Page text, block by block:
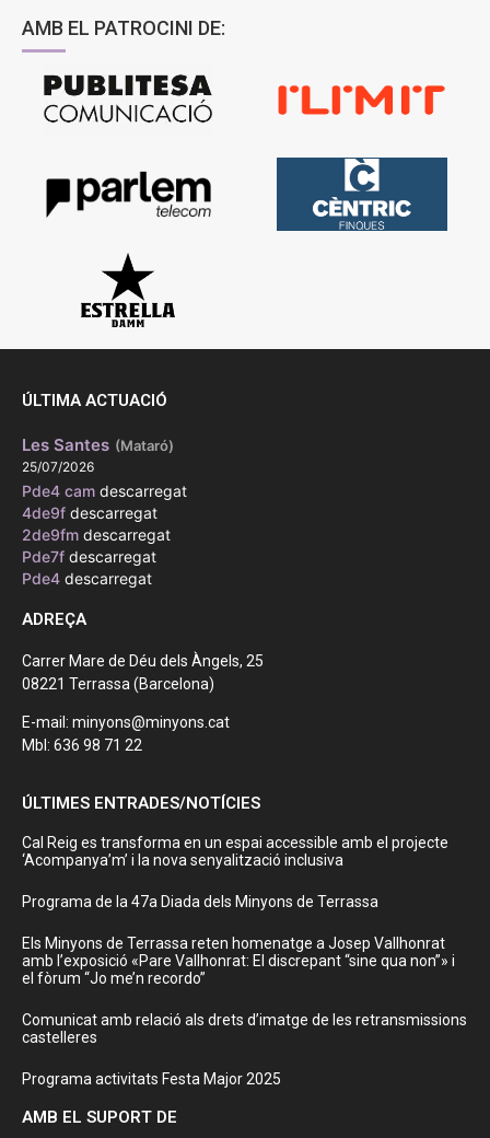
AMB EL PATROCINI DE:
ÚLTIMA ACTUACIÓ
Les Santes (Mataró)
25/07/2026
Pde4 cam descarregat
4de9f descarregat
2de9fm descarregat
Pde7f descarregat
Pde4 descarregat
ADREÇA
Carrer Mare de Déu dels Àngels, 25
08221 Terrassa (Barcelona)
E-mail: minyons@minyons.cat
Mbl: 636 98 71 22
ÚLTIMES ENTRADES/NOTÍCIES
Cal Reig es transforma en un espai accessible amb el projecte
‘Acompanya’m’ i la nova senyalització inclusiva
Programa de la 47a Diada dels Minyons de Terrassa
Els Minyons de Terrassa reten homenatge a Josep Vallhonrat
amb l’exposició «Pare Vallhonrat: El discrepant “sine qua non”» i
el fòrum “Jo me’n recordo”
Comunicat amb relació als drets d’imatge de les retransmissions
castelleres
Programa activitats Festa Major 2025
AMB EL SUPORT DE